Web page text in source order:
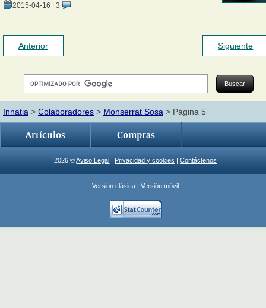
2015-04-16 | 3
Anterior Siguiente
Innatia > Colaboradores > Monserrat Sosa > Página 5
Artículos Compras
2026 ©Aviso Legal | Privacidad y cookies |Contáctenos
Version clásica | Versión móvil